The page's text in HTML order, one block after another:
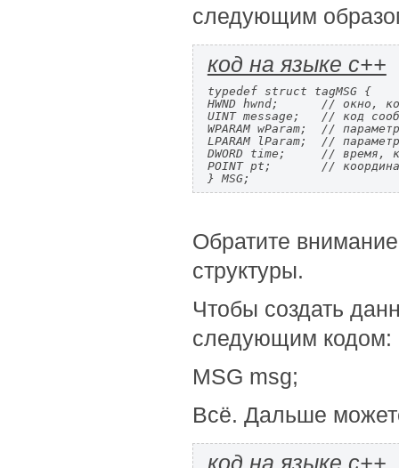
следующим
код на языке c++
typedef struct tagMSG {
HWND hwnd;      // окно,
UINT message;   // код
WPARAM wParam;  // параметр
LPARAM lParam;  // параметр
DWORD time;     // время,
POINT pt;       //
} MSG;
Обратите
структуры.
Чтобы создать
следующим кодом:
MSG msg;
Всё. Дальше
код на языке c++